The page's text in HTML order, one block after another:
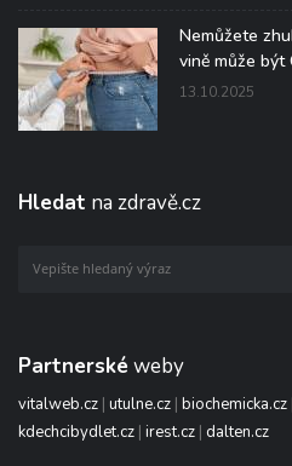
Nemůžete
vině může být
13.10.2025
Hledat na zdravě.cz
Partnerské weby
vitalweb.cz | utulne.cz | biochemicka.cz
kdechcibydlet.cz | irest.cz | dalten.cz